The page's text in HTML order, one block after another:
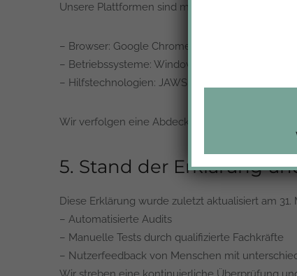
Unsere Plattformen sind mit den aktuellen
– Browser: Google Chrome, Mozilla Firefox, Safari,
– Betriebssysteme: Windows, macOS, iOS,
– Hilfstechnologien: JAWS, NVDA, VoiceOver,
Wir verfolgen eine Abdeckung von >95 % der
5. Stand der Erklärung
Diese Erklärung wurde zuletzt aktualisiert am
– Automatisierte Audits
– Manuelle Tests durch qualifizierte Fachkräfte
– Nutzerfeedback von Menschen mit